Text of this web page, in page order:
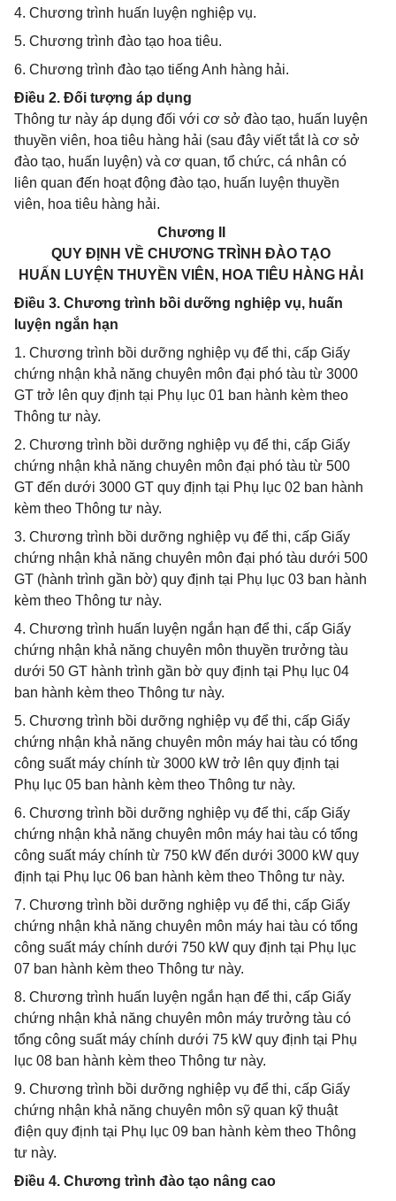
4. Chương trình huấn luyện nghiệp vụ.
5. Chương trình đào tạo hoa tiêu.
6. Chương trình đào tạo tiếng Anh hàng hải.
Điều 2. Đối tượng áp dụng
Thông tư này áp dụng đối với cơ sở đào tạo, huấn luyện
thuyền viên, hoa tiêu hàng hải (sau đây viết tắt là cơ sở
đào tạo, huấn luyện) và cơ quan, tổ chức, cá nhân có
liên quan đến hoạt động đào tạo, huấn luyện thuyền
viên, hoa tiêu hàng hải.
Chương II
QUY ĐỊNH VỀ CHƯƠNG TRÌNH ĐÀO TẠO
HUẤN LUYỆN THUYỀN VIÊN, HOA TIÊU HÀNG HẢI
Điều 3. Chương trình bồi dưỡng nghiệp vụ, huấn
luyện ngắn hạn
1. Chương trình bồi dưỡng nghiệp vụ để thi, cấp Giấy
chứng nhận khả năng chuyên môn đại phó tàu từ 3000
GT trở lên quy định tại Phụ lục 01 ban hành kèm theo
Thông tư này.
2. Chương trình bồi dưỡng nghiệp vụ để thi, cấp Giấy
chứng nhận khả năng chuyên môn đại phó tàu từ 500
GT đến dưới 3000 GT quy định tại Phụ lục 02 ban hành
kèm theo Thông tư này.
3. Chương trình bồi dưỡng nghiệp vụ để thi, cấp Giấy
chứng nhận khả năng chuyên môn đại phó tàu dưới 500
GT (hành trình gần bờ) quy định tại Phụ lục 03 ban hành
kèm theo Thông tư này.
4. Chương trình huấn luyện ngắn hạn để thi, cấp Giấy
chứng nhận khả năng chuyên môn thuyền trưởng tàu
dưới 50 GT hành trình gần bờ quy định tại Phụ lục 04
ban hành kèm theo Thông tư này.
5. Chương trình bồi dưỡng nghiệp vụ để thi, cấp Giấy
chứng nhận khả năng chuyên môn máy hai tàu có tổng
công suất máy chính từ 3000 kW trở lên quy định tại
Phụ lục 05 ban hành kèm theo Thông tư này.
6. Chương trình bồi dưỡng nghiệp vụ để thi, cấp Giấy
chứng nhận khả năng chuyên môn máy hai tàu có tổng
công suất máy chính từ 750 kW đến dưới 3000 kW quy
định tại Phụ lục 06 ban hành kèm theo Thông tư này.
7. Chương trình bồi dưỡng nghiệp vụ để thi, cấp Giấy
chứng nhận khả năng chuyên môn máy hai tàu có tổng
công suất máy chính dưới 750 kW quy định tại Phụ lục
07 ban hành kèm theo Thông tư này.
8. Chương trình huấn luyện ngắn hạn để thi, cấp Giấy
chứng nhận khả năng chuyên môn máy trưởng tàu có
tổng công suất máy chính dưới 75 kW quy định tại Phụ
lục 08 ban hành kèm theo Thông tư này.
9. Chương trình bồi dưỡng nghiệp vụ để thi, cấp Giấy
chứng nhận khả năng chuyên môn sỹ quan kỹ thuật
điện quy định tại Phụ lục 09 ban hành kèm theo Thông
tư này.
Điều 4. Chương trình đào tạo nâng cao